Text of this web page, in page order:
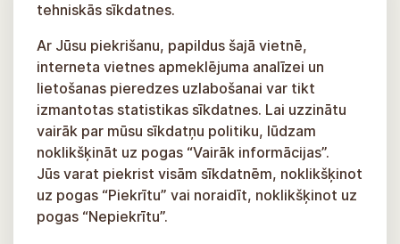
tehniskās sīkdatnes.
Ar Jūsu piekrišanu, papildus šajā vietnē,
interneta vietnes apmeklējuma analīzei un
lietošanas pieredzes uzlabošanai var tikt
izmantotas statistikas sīkdatnes. Lai uzzinātu
vairāk par mūsu sīkdatņu politiku, lūdzam
noklikšķināt uz pogas “Vairāk informācijas”.
Jūs varat piekrist visām sīkdatnēm, noklikšķinot
uz pogas “Piekrītu” vai noraidīt, noklikšķinot uz
pogas “Nepiekrītu”.